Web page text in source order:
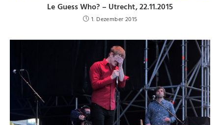
Le Guess Who? – Utrecht, 22.11.2015
1. Dezember 2015